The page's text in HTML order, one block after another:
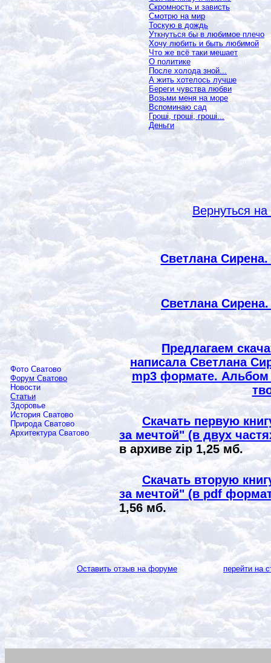
Фото Сватово
Форум Сватово
Новости
Статьи
Здоровье
История Сватово
Природа Сватово
Архитектура Сватово
Скромность и зависть
Смотрю на мир
Тоскую в дождь
Уткнуться бы в любимое плечо
Хочу любить и быть любимой
Что же всё таки мешает
О политике
После холода зной...
А жить хотелось лучше
Береги чувства любви
Возьми меня на море
Вспоминаю сад
Гроші, гроші, гроші...
Деньги
Вернуться
Светлана
Светлана
Предлагаем
написала Светлана
mp3 формате. Альбом
Скачать первую
за мечтой" (в двух
в архиве zip 1,25 мб.
Скачать вторую
за мечтой" (в pdf
1,56 мб.
Оставить отзыв на форуме перейти на